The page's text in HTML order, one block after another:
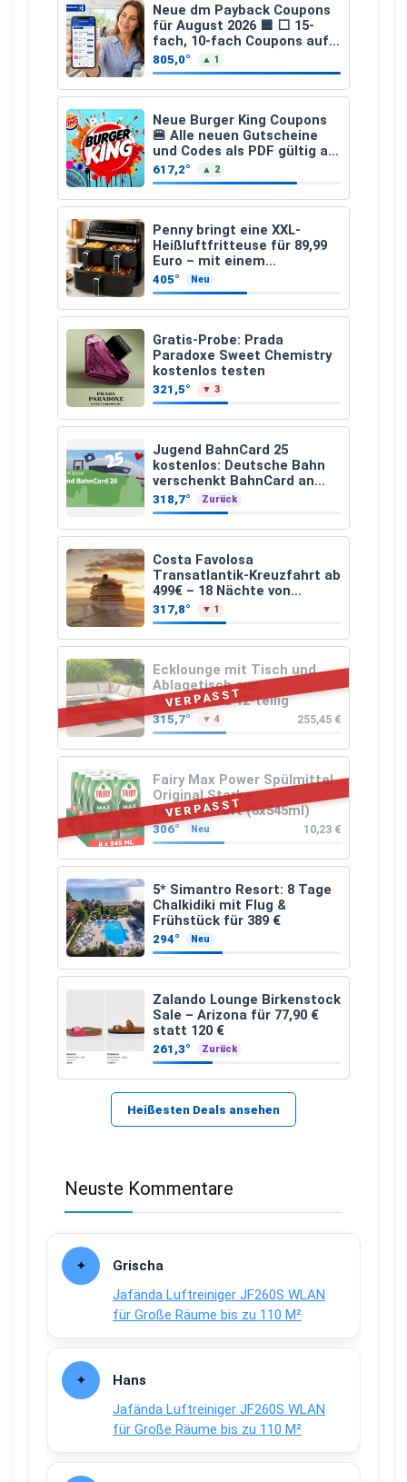
Neue dm Payback Coupons
für August 2026 🟦 ⬜ 15-
fach, 10-fach Coupons auf
den gesamten Einkauf ab 2
€
805,0° ▲ 1
Neue Burger King Coupons
🍔 Alle neuen Gutscheine
und Codes als PDF gültig ab
25.07.2026 bis 04.09.2026
617,2° ▲ 2
Penny bringt eine XXL-
Heißluftfritteuse für 89,99
Euro – mit einem
besonderen Vorteil
405° Neu
Gratis-Probe: Prada
Paradoxe Sweet Chemistry
kostenlos testen
321,5° ▼ 3
Jugend BahnCard 25
kostenlos: Deutsche Bahn
verschenkt BahnCard an
Kinder und Jugendliche
318,7° Zurück
Costa Favolosa
Transatlantik-Kreuzfahrt ab
499€ – 18 Nächte von
Hamburg nach Guadeloupe
317,8° ▼ 1
VERPASST
Ecklounge mit Tisch und
Ablagetisch aus
Akazienholz 12-teilig
315,7° ▼ 4 255,45 €
VERPASST
Fairy Max Power Spülmittel
Original Starke
Fettlösekraft (8x545ml)
306° Neu 10,23 €
5* Simantro Resort: 8 Tage
Chalkidiki mit Flug &
Frühstück für 389 €
294° Neu
Zalando Lounge Birkenstock
Sale – Arizona für 77,90 €
statt 120 €
261,3° Zurück
Heißesten Deals ansehen
Neuste Kommentare
Grischa
Jafända Luftreiniger JF260S WLAN
für Große Räume bis zu 110 M²
Hans
Jafända Luftreiniger JF260S WLAN
für Große Räume bis zu 110 M²